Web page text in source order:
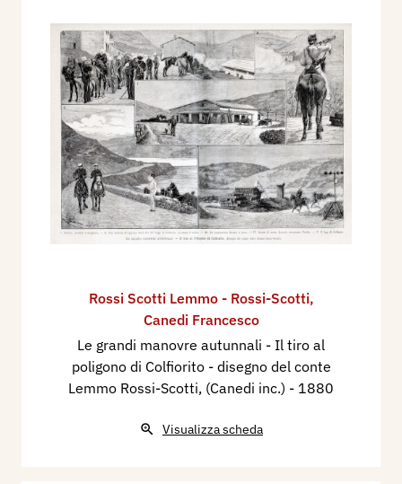
Rossi Scotti Lemmo - Rossi-Scotti,
Canedi Francesco
Le grandi manovre autunnali - Il tiro al
poligono di Colfiorito - disegno del conte
Lemmo Rossi-Scotti, (Canedi inc.) - 1880
Visualizza scheda